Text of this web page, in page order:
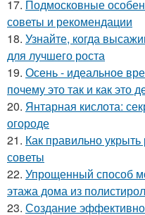
17. Подмосковные
советы и рекомендации
18. Узнайте, когда
для лучшего роста
19. Осень - идеальное
почему это так и как это
20. Янтарная кислота:
огороде
21. Как правильно
советы
22. Упрощенный способ
этажа дома из
23. Создание